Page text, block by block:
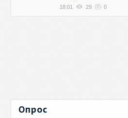
18:01 29 0
Опрос